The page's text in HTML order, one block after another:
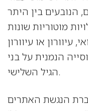
הנובעים בין היתר
עיוורון או עיוורון
הנמנית על בני
הגיל השלישי.
הנגשת האתרים